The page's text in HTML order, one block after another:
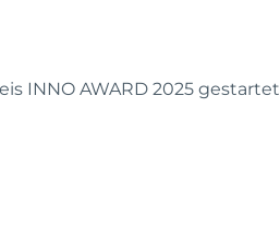
INNO AWARD 2025 gestartet